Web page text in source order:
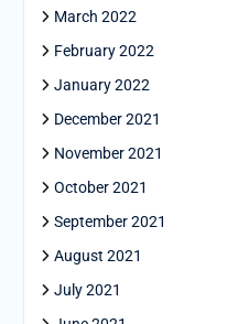
March 2022
February 2022
January 2022
December 2021
November 2021
October 2021
September 2021
August 2021
July 2021